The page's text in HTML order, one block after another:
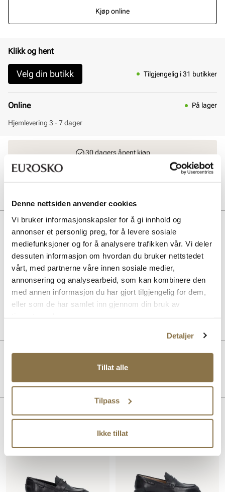
Denne nettsiden anvender cookies
Vi bruker informasjonskapsler for å gi innhold og
annonser et personlig preg, for å levere sosiale
mediefunksjoner og for å analysere trafikken vår. Vi deler
dessuten informasjon om hvordan du bruker nettstedet
vårt, med partnerne våre innen sosiale medier,
annonsering og analysearbeid, som kan kombinere den
med annen informasjon du har gjort tilgjengelig for dem,
eller som de har samlet inn gjennom din bruk av
Detaljer
Tillat alle
Tilpass
Ikke tillat
Kjøp online
Klikk og hent
Velg din butikk Tilgjengelig i 31 butikker
Online På lager
Hjemlevering 3 - 7 dager
30 dagers åpent kjøp
Gratis retur i butikk
Beskrivelse
Trendy loafer med lekker spenne designet for Stockholm Design
Group. Denne er laget i eksklusive skinnmaterialer på en komfortabel
og bestselgende såle med padding i hælkappen. Med sine tidstiktige
detaljer passer denne loaferen godt til sesongens antrekk og
anledninger. Finnes i sort og brunt skinn.
Produktdetaljer
For:Skinn
Merke
Lignende produkter